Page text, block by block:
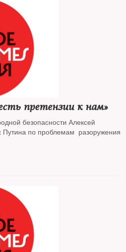
претензии к нам»
безопасности Алексей
по проблемам разоружения